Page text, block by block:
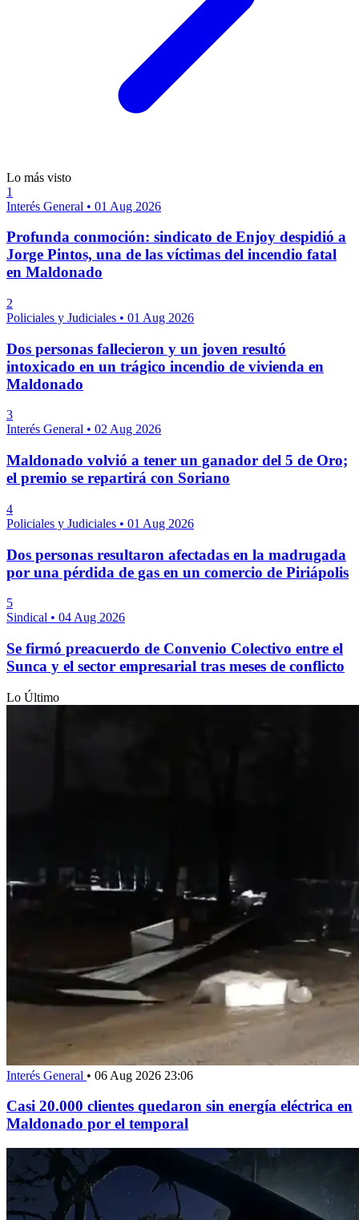
Lo más visto
1
Interés General • 01 Aug 2026
Profunda conmoción: sindicato de Enjoy despidió a
Jorge Pintos, una de las víctimas del incendio fatal
en Maldonado
2
Policiales y Judiciales • 01 Aug 2026
Dos personas fallecieron y un joven resultó
intoxicado en un trágico incendio de vivienda en
Maldonado
3
Interés General • 02 Aug 2026
Maldonado volvió a tener un ganador del 5 de Oro;
el premio se repartirá con Soriano
4
Policiales y Judiciales • 01 Aug 2026
Dos personas resultaron afectadas en la madrugada
por una pérdida de gas en un comercio de Piriápolis
5
Sindical • 04 Aug 2026
Se firmó preacuerdo de Convenio Colectivo entre el
Sunca y el sector empresarial tras meses de conflicto
Lo Último
Interés General • 06 Aug 2026 23:06
Casi 20.000 clientes quedaron sin energía eléctrica en
Maldonado por el temporal